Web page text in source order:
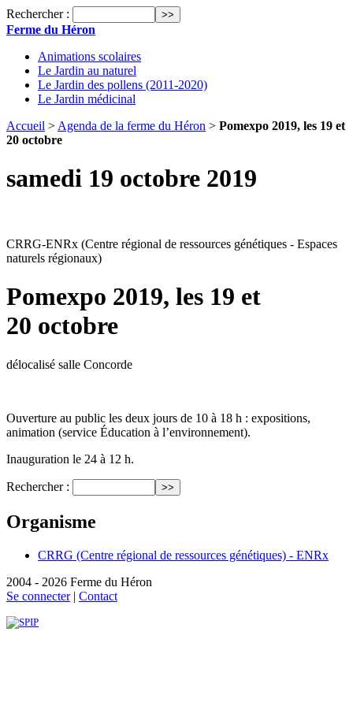
Rechercher :
Ferme du Héron
Animations scolaires
Le Jardin au naturel
Le Jardin des pollens (2011-2020)
Le Jardin médicinal
Accueil > Agenda de la ferme du Héron > Pomexpo 2019, les 19 et
20 octobre
samedi 19 octobre 2019
CRRG-ENRx (Centre régional de ressources génétiques - Espaces
naturels régionaux)
Pomexpo 2019, les 19 et
20 octobre
délocalisé salle Concorde
Ouverture au public les deux jours de 10 à 18 h : expositions,
animation (service Éducation à l’environnement).
Inauguration le 24 à 12 h.
Rechercher :
Organisme
CRRG (Centre régional de ressources génétiques) - ENRx
2004 - 2026 Ferme du Héron
Se connecter| Contact